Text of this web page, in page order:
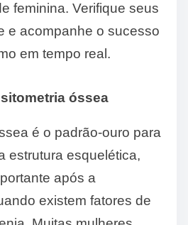
feminina. Verifique seus
e acompanhe o sucesso
em tempo real.
óssea
é o padrão-ouro para
estrutura esquelética,
após a
existem fatores de